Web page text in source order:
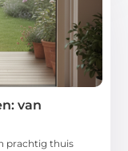
van
prachtig thuis